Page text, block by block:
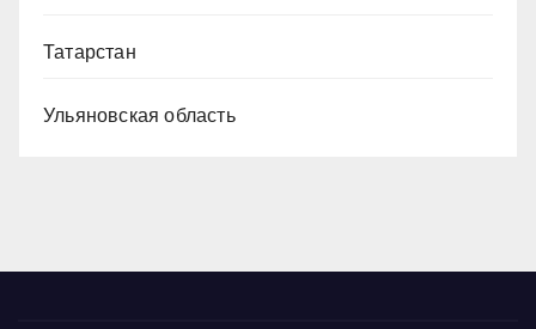
Татарстан
Ульяновская область